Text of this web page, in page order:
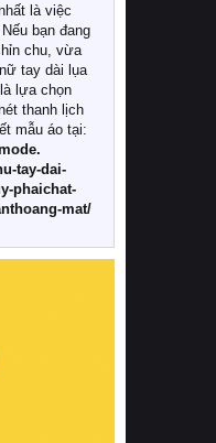
dưới đây.
đại lại ưa
cao cấp?
thông
ga gối đệm
sản xuất
lọc nguyên
dệt
hóa chất
rệt sự khác
nâng đỡ
các dòng
lượng quốc
trạng kích
là việc
bạn đang
chu, vừa
tay dài lụa
lựa chọn
thanh lịch
mẫu áo tại:
tay-dai-
phaichat-
mat/